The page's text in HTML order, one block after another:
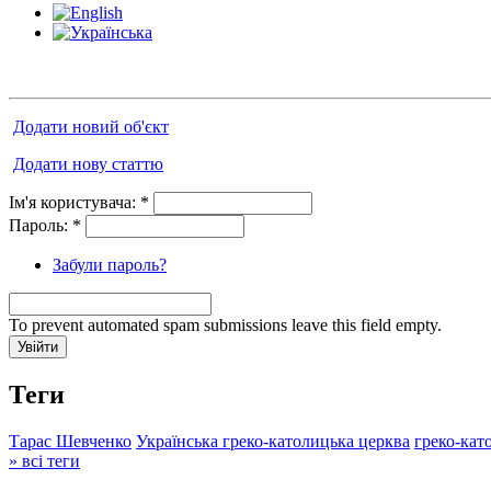
Додати новий об'єкт
Додати нову статтю
Ім'я користувача: *
Пароль: *
Забули пароль?
To prevent automated spam submissions leave this field empty.
Теги
Тарас Шевченко Українська греко-католицька церква греко-
» всі теги